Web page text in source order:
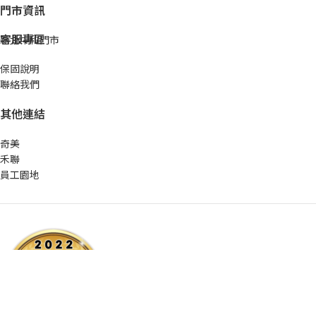
門市資訊
新北中和門市
客服專區
保固說明
聯絡我們
其他連結
奇美
禾聯
員工園地